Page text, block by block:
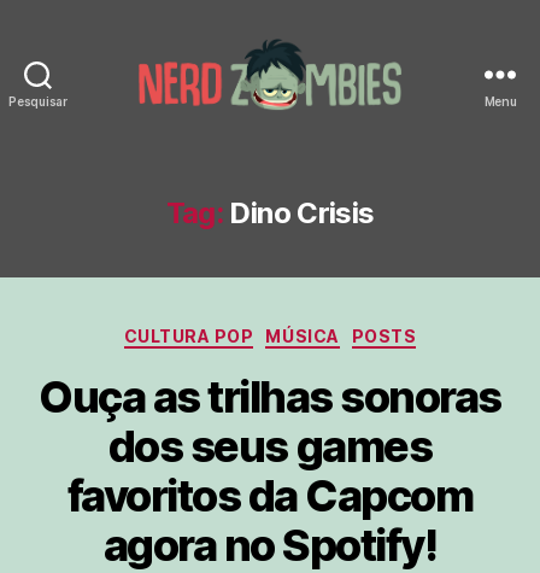
Pesquisar Menu
Tag: Dino Crisis
Categorias
CULTURA POP MÚSICA POSTS
Ouça as trilhas sonoras
dos seus games
favoritos da Capcom
agora no Spotify!